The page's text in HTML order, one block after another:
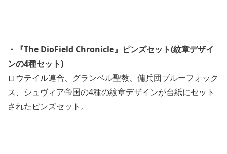
・『The DioField Chronicle』ピンズセット(紋章デザイ
ンの4種セット)
ロウテイル連合、グランベル聖教、傭兵団ブルーフォック
ス、シュヴィア帝国の4種の紋章デザインが台紙にセット
されたピンズセット。